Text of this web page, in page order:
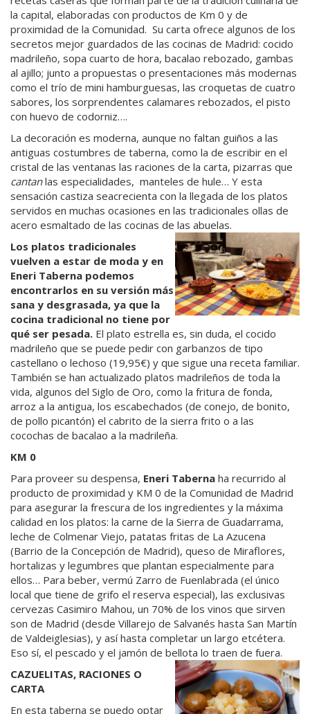
la capital, elaboradas con productos de Km 0 y de
proximidad de la Comunidad. Su carta ofrece algunos de los
secretos mejor guardados de las cocinas de Madrid: cocido
madrileño, sopa cuarto de hora, bacalao rebozado, gambas
al ajillo; junto a propuestas o presentaciones más modernas
como el trío de mini hamburguesas, las croquetas de cuatro
sabores, los sorprendentes calamares rebozados, el pisto
con huevo de codorniz….
La decoración es moderna, aunque no faltan guiños a las
antiguas costumbres de taberna, como la de escribir en el
cristal de las ventanas las raciones de la carta, pizarras que
cantanlas especialidades, manteles de hule… Y esta
sensación castiza seacrecienta con la llegada de los platos
servidos en muchas ocasiones en las tradicionales ollas de
acero esmaltado de las cocinas de las abuelas.
Los platos tradicionales
vuelven a estar de moda y en
Eneri Taberna podemos
encontrarlos en su versión más
sana y desgrasada, ya que la
cocina tradicional no tiene por
qué ser pesada. El plato estrella es, sin duda, el cocido
madrileño que se puede pedir con garbanzos de tipo
castellano o lechoso (19,95€) y que sigue una receta familiar.
También se han actualizado platos madrileños de toda la
vida, algunos del Siglo de Oro, como la fritura de fonda,
arroz a la antigua, los escabechados (de conejo, de bonito,
de pollo picantón) el cabrito de la sierra frito o a las
cocochas de bacalao a la madrileña.
KM 0
Para proveer su despensa, Eneri Taberna ha recurrido al
producto de proximidad y KM 0 de la Comunidad de Madrid
para asegurar la frescura de los ingredientes y la máxima
calidad en los platos: la carne de la Sierra de Guadarrama,
leche de Colmenar Viejo, patatas fritas de La Azucena
(Barrio de la Concepción de Madrid), queso de Miraflores,
hortalizas y legumbres que plantan especialmente para
ellos… Para beber, vermú Zarro de Fuenlabrada (el único
local que tiene de grifo el reserva especial), las exclusivas
cervezas Casimiro Mahou, un 70% de los vinos que sirven
son de Madrid (desde Villarejo de Salvanés hasta San Martín
de Valdeiglesias), y así hasta completar un largo etcétera.
Eso sí, el pescado y el jamón de bellota lo traen de fuera.
CAZUELITAS, RACIONES O
CARTA
En esta taberna se puedo optar